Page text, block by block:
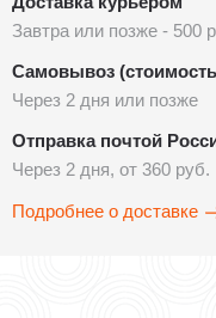
Завтра или позже - 500
Самовывоз
Через 2 дня или позже
Отправка почтой
Через 2 дня, от 360 руб.
Подробнее о доставке